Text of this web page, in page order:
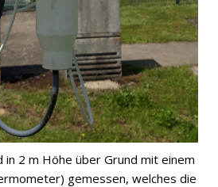
2 m Höhe über Grund mit einem
gemessen, welches die